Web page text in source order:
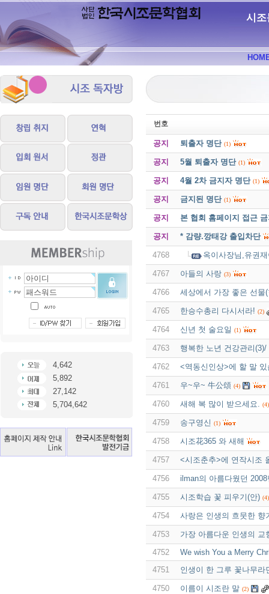
시조
4,642
5,892
27,142
5,704,642
번호
공지 퇴출자 명단 (1)
공지 5월 퇴출자 명단 (1)
공지 4월 2차 금지자 명단 (1)
공지 금지된 명단 (1)
공지 본 협회 홈페이지 접근
공지 * 감량.깡태강 출입차단
4768 옥이사장님,유권
4767 아들의 사랑 (3)
4766 세상에서 가장 좋은 선물(
4765 한승수총리 다시서라! (2)
4764 신년 첫 술요일 (1)
4763 행복한 노년 건강관리(3)/
4762 <역동신인상>에 할 말 있
4761 우~우~ 牛公頌 (4)
4760 새해 복 많이 받으세요. (4)
4759 송구영신 (1)
4758 시조花365 와 새해
4757 <시조춘추>에 연작시조
4756 ilman의 아름다웠던 2008
4755 시조학습 꽃 피우기(안) (4)
4754 사랑은 인생의 흐뭇한 향
4753
가장 아름다운 인생의 교
4752
We wish You a Merry
4751
인생이 한 그루 꽃나무라
4750 이름이 시조란 말 (2)